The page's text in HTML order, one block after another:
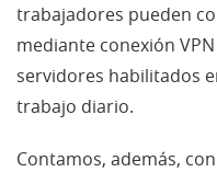
trabajadores pueden
mediante conexión
servidores habilitados
trabajo diario.
Contamos, además,